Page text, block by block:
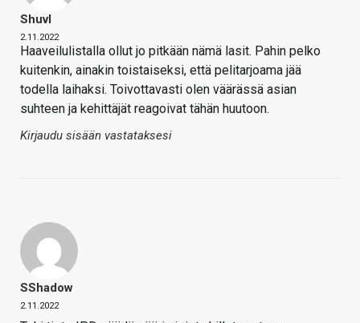
Shuvl
2.11.2022
Haaveilulistalla ollut jo pitkään nämä lasit. Pahin pelko
kuitenkin, ainakin toistaiseksi, että pelitarjoama jää
todella laihaksi. Toivottavasti olen väärässä asian
suhteen ja kehittäjät reagoivat tähän huutoon.
Kirjaudu sisään vastataksesi
SShadow
2.11.2022